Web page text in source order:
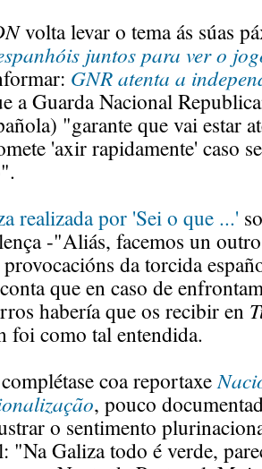
volta levar o tema ás súas
juntos para ver o
GNR atenta a
a Guarda Nacional
"garante que vai estar
'axir rapidamente' caso
realizada por 'Sei o que ...'
-"Aliás, facemos un
da torcida
que en caso de
habería que os recibir en
foi como tal entendida.
coa reportaxe
, pouco
o sentimento
"Na Galiza todo é verde,